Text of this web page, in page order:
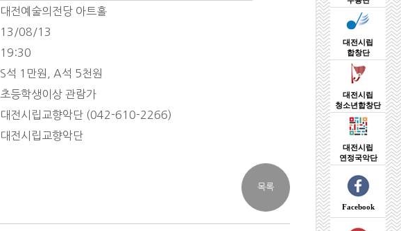
대전시립
합창단
대전시립
청소년합창단
대전시립
연정국악단
Facebook
대전예술의전당 아트홀
13/08/13
19:30
S석 1만원, A석 5천원
초등학생이상 관람가
대전시립교향악단 (042-610-2266)
대전시립교향악단